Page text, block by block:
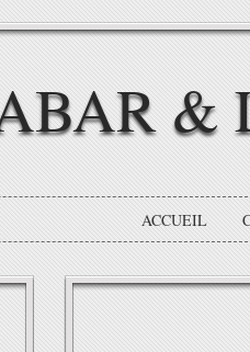
&
ACCUEIL